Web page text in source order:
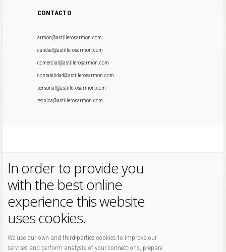
CONTACTO
armon@astillerosarmon.com
calidad@astillerosarmon.com
comercial@astillerosarmon.com
contabilidad@astillerosarmon.com
personal@astillerosarmon.com
tecnica@astillerosarmon.com
In order to provide you
with the best online
experience this website
uses cookies.
We use our own and third-parties cookies to improve our
services and perform analysis of your connections, prepare